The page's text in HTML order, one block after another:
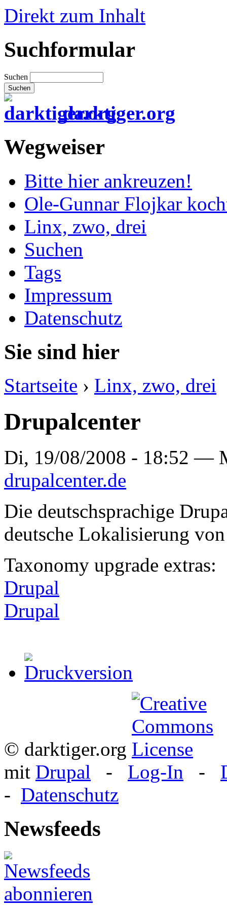
Direkt zum Inhalt
Suchformular
Suchen
darktiger.org
Wegweiser
Bitte hier ankreuzen!
Ole-Gunnar Flojkar
Linx, zwo, drei
Suchen
Tags
Impressum
Datenschutz
Sie sind hier
Startseite › Linx, zwo, drei
Drupalcenter
Di, 19/08/2008 - 18:52 —
drupalcenter.de
Die deutschsprachige
deutsche Lokalisierung
Taxonomy upgrade extras:
Drupal
Drupal
© darktiger.org
mit Drupal - Log-In -
- Datenschutz
Newsfeeds